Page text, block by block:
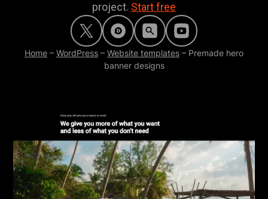
project. Start free
Home – WordPress – Website templates – Premade hero
banner designs